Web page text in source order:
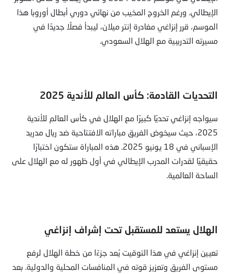
الإيطالي. ورغم الخروج المخيب من نهائي دوري أبطال أوروبا هذا
الموسم، قرر إنزاغي مغادرة إنتر ميلان، ليبدأ فصلًا جديدًا في
مسيرته التدريبية مع الهلال السعودي.
التحديات القادمة: كأس العالم للأندية 2025
سيواجه إنزاغي تحديًا كبيرًا مع الهلال في كأس العالم للأندية
2025، حيث سيخوض الفريق مباراته الافتتاحية ضد ريال مدريد
الإسباني في 18 يونيو 2025. هذه المباراة ستكون اختبارًا
حقيقيًا لقدرات المدرب الإيطالي في أول ظهور له مع الهلال على
الساحة العالمية.
الهلال يستعد للمستقبل تحت إشراف إنزاغي
تعيين إنزاغي في هذا التوقيت يُعد جزءًا من خطة الهلال لرفع
مستوى الفريق وتعزيز قوته في المنافسات المحلية والدولية. بعد